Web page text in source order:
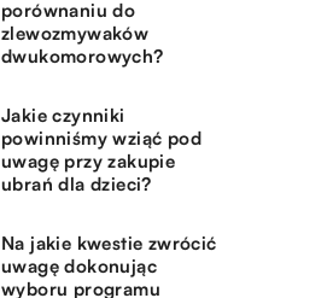
porównaniu do
zlewozmywaków
dwukomorowych?
Jakie czynniki
powinniśmy wziąć pod
uwagę przy zakupie
ubrań dla dzieci?
Na jakie kwestie zwrócić
uwagę dokonując
wyboru programu